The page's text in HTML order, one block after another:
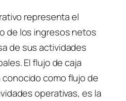
representa el
de los ingresos netos
de sus actividades
El flujo de caja
como flujo de
operativas, es la